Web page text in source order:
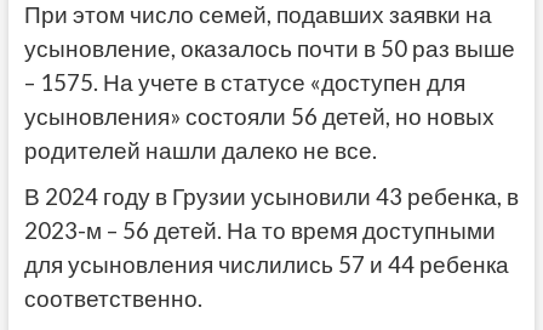
При этом число семей, подавших заявки на
усыновление, оказалось почти в 50 раз выше
– 1575. На учете в статусе «доступен для
усыновления» состояли 56 детей, но новых
родителей нашли далеко не все.
В 2024 году в Грузии усыновили 43 ребенка, в
2023-м – 56 детей. На то время доступными
для усыновления числились 57 и 44 ребенка
соответственно.